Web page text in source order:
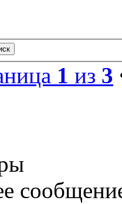
1 из 3